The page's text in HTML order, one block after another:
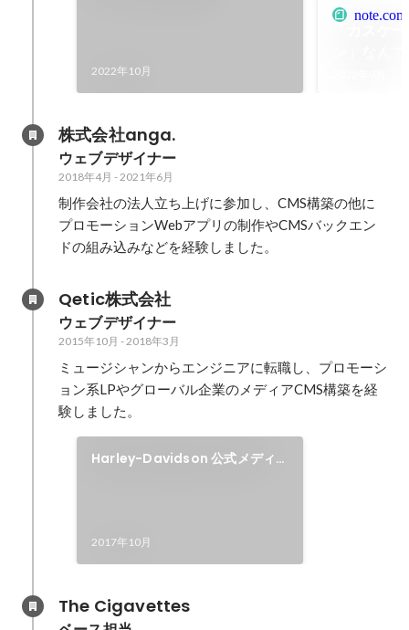
2022年10月
note.com
株式会社anga.
ウェブデザイナー
2018年4月 -2021年6月
制作会社の法人立ち上げに参加し、CMS構築の他に
プロモーションWebアプリの制作やCMSバックエン
ドの組み込みなどを経験しました。
Qetic株式会社
ウェブデザイナー
2015年10月 -2018年3月
ミュージシャンからエンジニアに転職し、プロモーシ
ョン系LPやグローバル企業のメディアCMS構築を経
験しました。
Harley-Davidson 公式メディ
2017年10月
The Cigavettes